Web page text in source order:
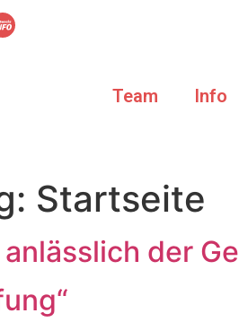
Team Info
Startseite
der